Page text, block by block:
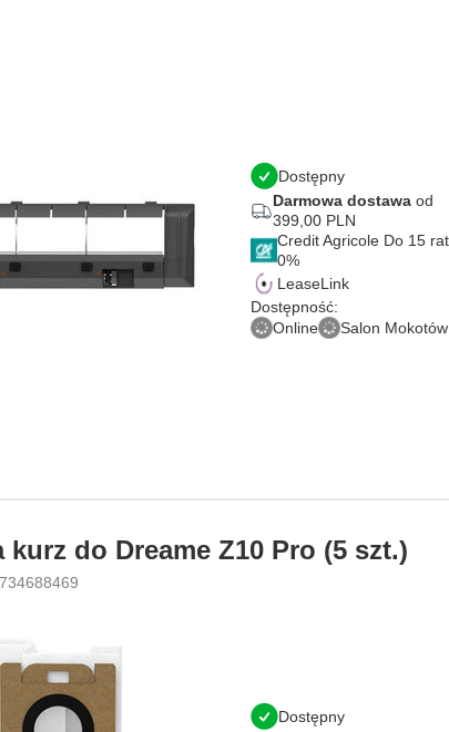
Dostępny
Darmowa dostawa od
399,00 PLN
Credit Agricole
LeaseLink
Dostępność:
Online
Salon Mokotów
kurz do Dreame Z10 Pro (5 szt.)
Dostępny